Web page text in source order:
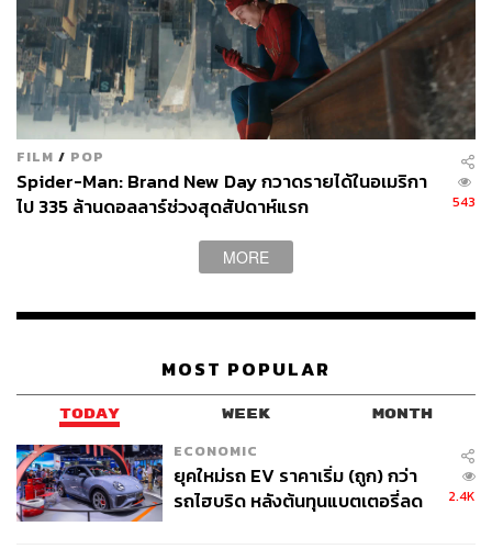
เพลงประกอบภาพยนตร์
ภาพยนตร์แอนิเมชัน
572
สุพัฒน์ ศิวะพรพันธ์
วัฒนธรรมของประเทศญี่ปุ่น
FILM / POP
Spider-Man: Brand New Day กวาดรายได้ในอเมริกา
ไป 335 ล้านดอลลาร์ช่วงสุดสัปดาห์แรก
543
MORE
MOST POPULAR
TODAY WEEK MONTH
ECONOMIC
ยุคใหม่รถ EV ราคาเริ่ม (ถูก) กว่า
รถไฮบริด หลังต้นทุนแบตเตอรี่ลด
2.4K